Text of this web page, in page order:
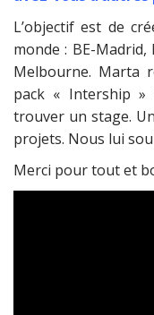
L’objectif est de
monde : BE-
Melbourne. Marta
pack « Intership »
trouver un stage.
projets. Nous lui
Merci pour tout et